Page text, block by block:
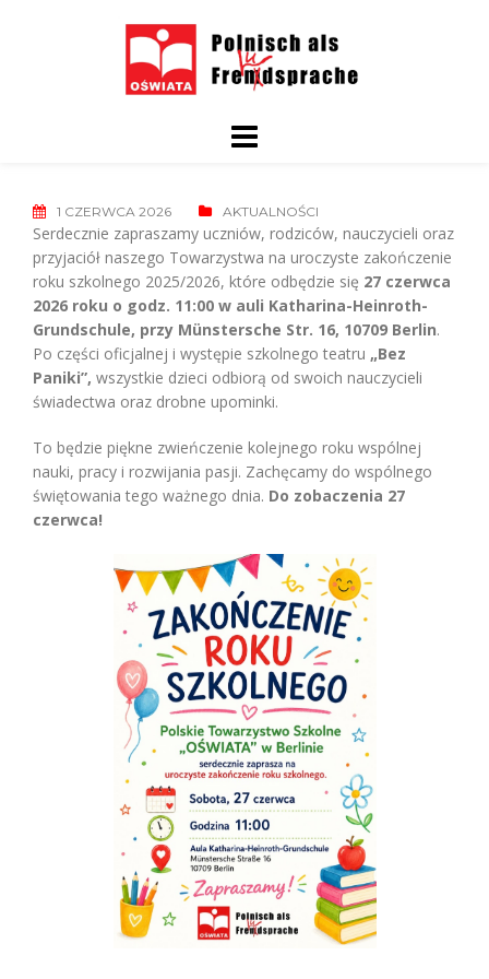
1 CZERWCA 2026 AKTUALNOŚCI
Serdecznie zapraszamy uczniów, rodziców, nauczycieli oraz
przyjaciół naszego Towarzystwa na uroczyste zakończenie
roku szkolnego 2025/2026, które odbędzie się 27 czerwca
2026 roku o godz. 11:00 w auli Katharina-Heinroth-
Grundschule, przy Münstersche Str. 16, 10709 Berlin.
Po części oficjalnej i występie szkolnego teatru „Bez
Paniki”, wszystkie dzieci odbiorą od swoich nauczycieli
świadectwa oraz drobne upominki.
To będzie piękne zwieńczenie kolejnego roku wspólnej
nauki, pracy i rozwijania pasji. Zachęcamy do wspólnego
świętowania tego ważnego dnia. Do zobaczenia 27
czerwca!